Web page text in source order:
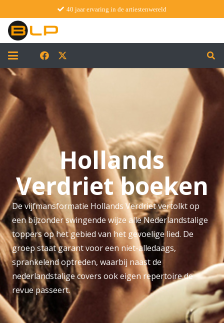
40 jaar ervaring in de artiestenwereld
Hollands
Verdriet boeken
De vijfmansformatie Hollands Verdriet vertolkt op
een bijzonder swingende wijze alle Nederlandstalige
toppers op het gebied van het gevoelige lied. De
groep staat garant voor een niet-alledaags,
sprankelend optreden, waarbij naast de
nederlandstalige covers ook eigen repertoire de
revue passeert.